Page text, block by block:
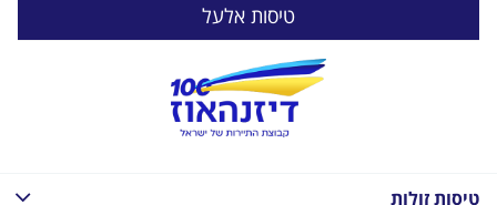
טיסות אלעל
טיסות זולות